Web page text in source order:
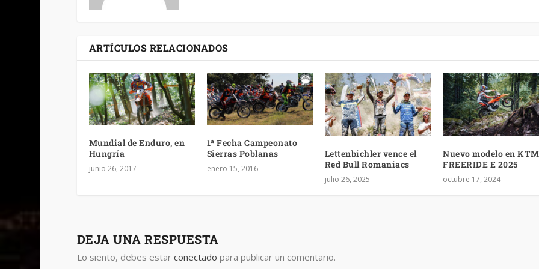
ARTÍCULOS RELACIONADOS
Mundial de Enduro, en
Hungría
junio 26, 2017
1ª Fecha Campeonato
Sierras Poblanas
enero 15, 2016
Lettenbichler vence el
Red Bull Romaniacs
julio 26, 2025
Nuevo modelo en
FREERIDE E 2025
octubre 17, 2024
DEJA UNA RESPUESTA
Lo siento, debes estar conectado para publicar un comentario.